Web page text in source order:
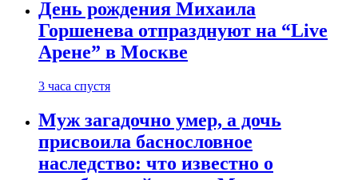
День рождения Михаила
Горшенева отпразднуют на “Live
Арене” в Москве
3 часа спустя
Муж загадочно умер, а дочь
присвоила баснословное
наследство: что известно о